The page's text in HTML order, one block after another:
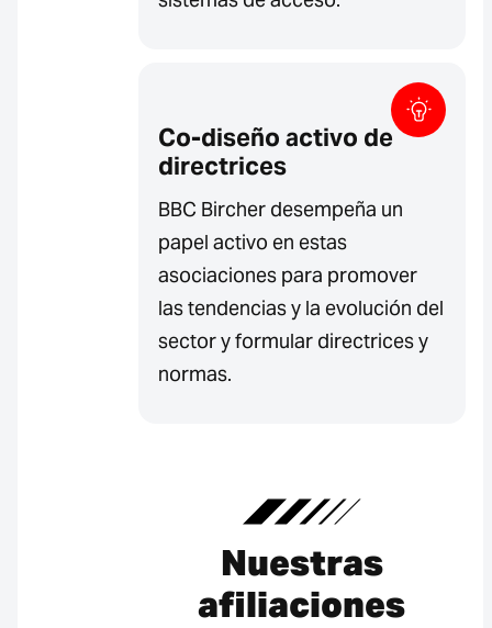
Co-diseño activo de
directrices
BBC Bircher desempeña un
papel activo en estas
asociaciones para promover
las tendencias y la evolución del
sector y formular directrices y
normas.
Nuestras
afiliaciones